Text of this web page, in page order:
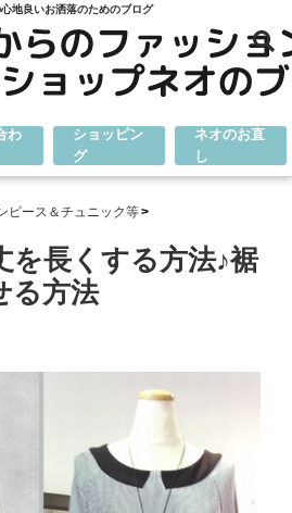
地良いお洒落のためのブログ
わ
ショッピン
グ
ネオのお直
し
ピース＆チュニック等
を長くする方法♪裾
る方法